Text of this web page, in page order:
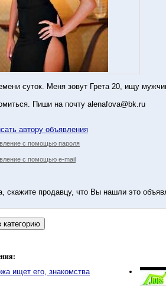
суток. Меня зовут Грета 20, ищу
Пиши на почту alenafova@bk.ru
автору объявления
с помощью пароля
с помощью e-mail
скажите продавцу, что Вы нашли это
ищет его, знакомства